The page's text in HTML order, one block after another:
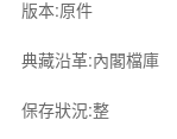
版本:原件
典藏沿革:內閣檔庫
保存狀況:整